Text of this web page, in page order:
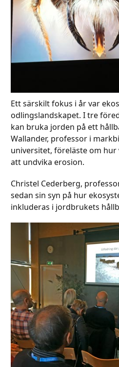
Ett särskilt fokus i år var
odlingslandskapet. I tre
kan bruka jorden på ett
Wallander, professor i
universitet, föreläste om
att undvika erosion.
Christel Cederberg,
sedan sin syn på hur
inkluderas i jordbrukets